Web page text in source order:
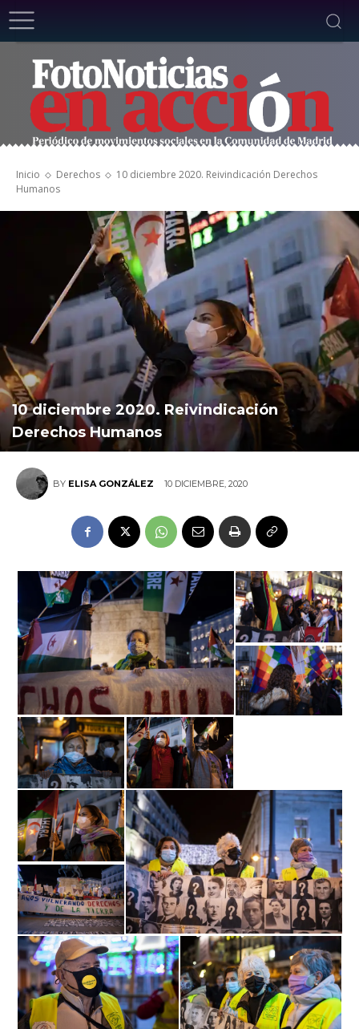
Inicio Derechos
10 diciembre 2020. Reivindicación Derechos
Humanos
10 diciembre 2020. Reivindicación
Derechos Humanos
BY ELISA GONZÁLEZ 10 DICIEMBRE, 2020